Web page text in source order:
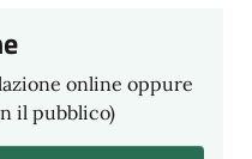
online oppure
il pubblico)